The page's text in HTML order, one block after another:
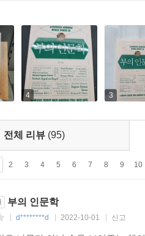
기는 주식 투자법
천재 경제학자의 필승 주식 투자법
가 지출을 늘리기만 하면 된다
천재의 삶
스 사상을 왜 그렇게 폄하했을까
각하고 투자할지 예측할 수 있을까
는 투자의 포인트
사용한 2가지 투자 공식
정하는 기준
전체 리뷰(95)
부의 인문학
d********d 2022-10-01 신고